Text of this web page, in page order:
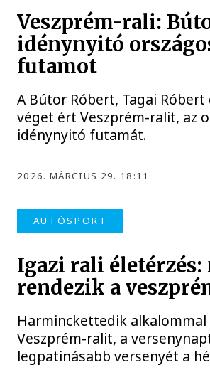
Veszprém-rali:
idénynyitó
futamot
A Bútor Róbert, Tagai
véget ért Veszprém-ralit, az
idénynyitó futamát.
2026. MÁRCIUS 29. 18:11
AUTÓSPORT
Igazi rali
rendezik a
Harminckettedik alkalommal
Veszprém-ralit, a
legpatinásabb versenyét a